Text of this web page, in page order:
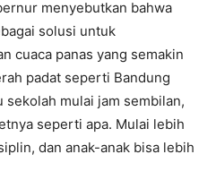
menyebutkan bahwa
solusi untuk
cuaca panas yang semakin
padat seperti Bandung
sekolah mulai jam sembilan,
seperti apa. Mulai lebih
dan anak-anak bisa lebih